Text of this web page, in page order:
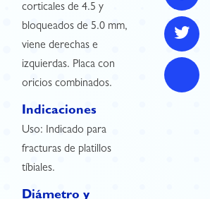
corticales de 4.5 y
bloqueados de 5.0 mm,
viene derechas e
izquierdas. Placa con
oricios combinados.
Indicaciones
Uso: Indicado para
fracturas de platillos
tíbiales.
Diámetro y